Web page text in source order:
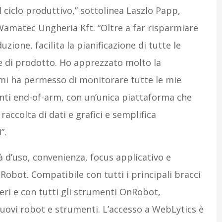
produttivo,” sottolinea Laszlo Papp,
Ungheria Kft. “Oltre a far risparmiare
facilita la pianificazione di tutte le
di prodotto. Ho apprezzato molto la
ha permesso di monitorare tutte le mie
end-of-arm, con un’unica piattaforma che
di dati e grafici e semplifica
convenienza, focus applicativo e
Compatibile con tutti i principali bracci
e con tutti gli strumenti OnRobot,
robot e strumenti. L’accesso a WebLytics è